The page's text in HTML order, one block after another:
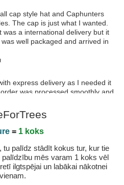
cap style hat and Caphunters
The cap is just what I wanted.
was a international delivery but it
well packaged and arrived in
express delivery as I needed it
was processed smoothly and
= 1 koks
tu palīdz stādīt kokus tur, kur tie
mēs varam 1 koks vēl
ilgtspējai un labākai nākotnei